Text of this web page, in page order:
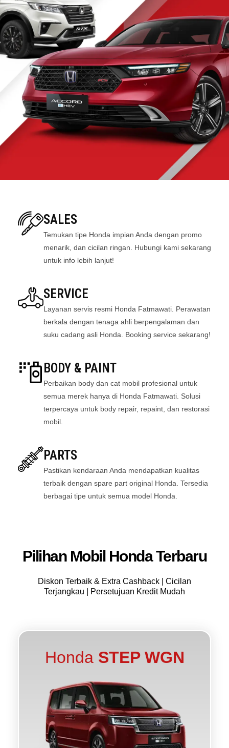
SALES
Temukan tipe Honda impian Anda dengan promo
menarik, dan cicilan ringan. Hubungi kami sekarang
untuk info lebih lanjut!
SERVICE
Layanan servis resmi Honda Fatmawati. Perawatan
berkala dengan tenaga ahli berpengalaman dan
suku cadang asli Honda. Booking service sekarang!
BODY & PAINT
Perbaikan body dan cat mobil profesional untuk
semua merek hanya di Honda Fatmawati. Solusi
terpercaya untuk body repair, repaint, dan restorasi
mobil.
PARTS
Pastikan kendaraan Anda mendapatkan kualitas
terbaik dengan spare part original Honda. Tersedia
berbagai tipe untuk semua model Honda.
Pilihan Mobil Honda Terbaru
Diskon Terbaik & Extra Cashback | Cicilan
Terjangkau | Persetujuan Kredit Mudah
Honda STEP WGN